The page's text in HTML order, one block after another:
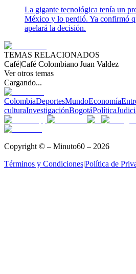
La gigante tecnológica tenía un
México y lo perdió. Ya confirmó
apelará la decisión.
TEMAS RELACIONADOS
Café|Café Colombiano|Juan Valdez
Ver otros temas
Cargando...
ColombiaDeportesMundoEconomía
culturaInvestigaciónBogotáPolítica
Copyright © – Minuto60 – 2026
Términos y Condiciones|Política de